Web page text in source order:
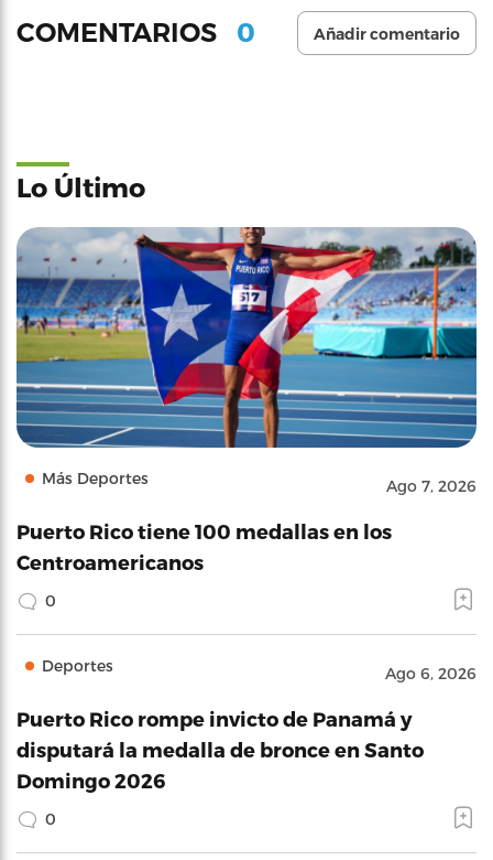
COMENTARIOS 0 Añadir comentario
Lo Último
Más Deportes Ago 7, 2026
Puerto Rico tiene 100 medallas en los
Centroamericanos
0
Deportes Ago 6, 2026
Puerto Rico rompe invicto de Panamá y
disputará la medalla de bronce en Santo
Domingo 2026
0